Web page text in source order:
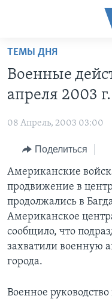
Перейти
основной
контент
Перейти
навигации
Перейти
поиск
НОВОСТИ ЗА МИНУТУ
ИТОГИ
ПОЧЕМУ ЭТО
ДИСКУССИЯ VOA
ДЕТАЛИ
НЬЮ-ЙОРК NEW
АМЕРИКА. БОЛЬШОЕ
ПРОЕКТЫ
УЧИМ АНГЛИЙСКИЙ
НАША
А КАК В АМЕРИКЕ?
АРТЕФАКТЫ
АМЕРИКАНСКИЕ
ТЕСТЫ
ЭКСПЕРТИЗА
ИНТЕРВЬЮ
ФАКТЫ ПРОТИВ
ЗА СВОБОДУ ПРЕССЫ
УЧИМ АНГЛИЙСКИЙ
ВИДЕО
ПОДПИСКА НА
Learning English
ТЕМЫ ДНЯ
Военные
апреля 2003
08 Апрель, 2003 03:00
Поделиться
Американские
продвижение в
продолжались в
Американское
сообщило, что
захватили военную
города.
Военное